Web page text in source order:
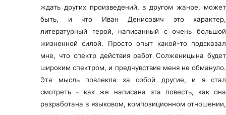
ждать других произведений, в другом жанре, может
быть, и что Иван Денисович это характер,
литературный герой, написанный с очень большой
жизненной силой. Просто опыт какой-то подсказал
мне, что спектр действия работ Солженицына будет
широким спектром, и предчувствие меня не обмануло.
Эта мысль повлекла за собой другие, и я стал
смотреть – как же написана эта повесть, как она
разработана в языковом, композиционном отношении,